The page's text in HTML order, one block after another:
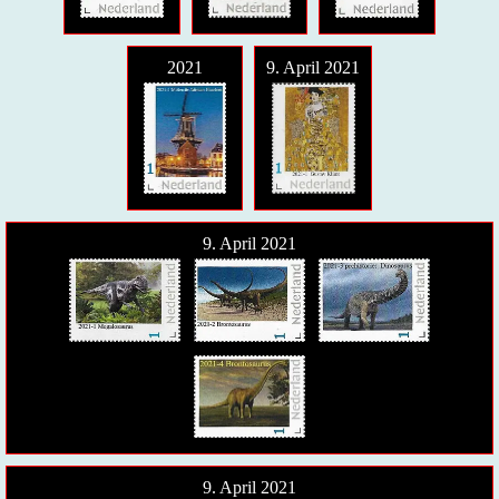
2021 9. April 2021
9. April 2021
9. April 2021